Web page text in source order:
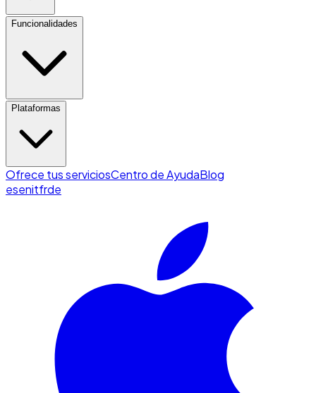
Funcionalidades
Plataformas
Ofrece tus serviciosCentro de AyudaBlog
esenitfrde